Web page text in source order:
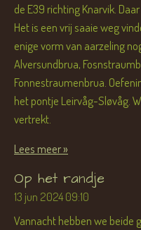
de E39 richting Knarvik.
Het is een vrij saaie weg
enige vorm van aarzeling
Alversundbrua,
Fonnestraumenbrua.
het pontje Leirvåg-Sløvåg.
vertrekt.
Lees meer »
Op het randje
13 jun 202409:10
Vannacht hebben we beide